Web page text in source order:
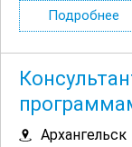
потребности
действительно
Подробнее
Архангельск